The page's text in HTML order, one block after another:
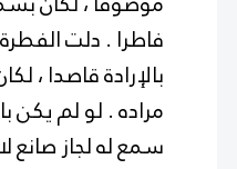
فاطرا . دلت
بالإرادة قاصدا ،
مراده . لو لم يكن
سمع له لجاز صانع